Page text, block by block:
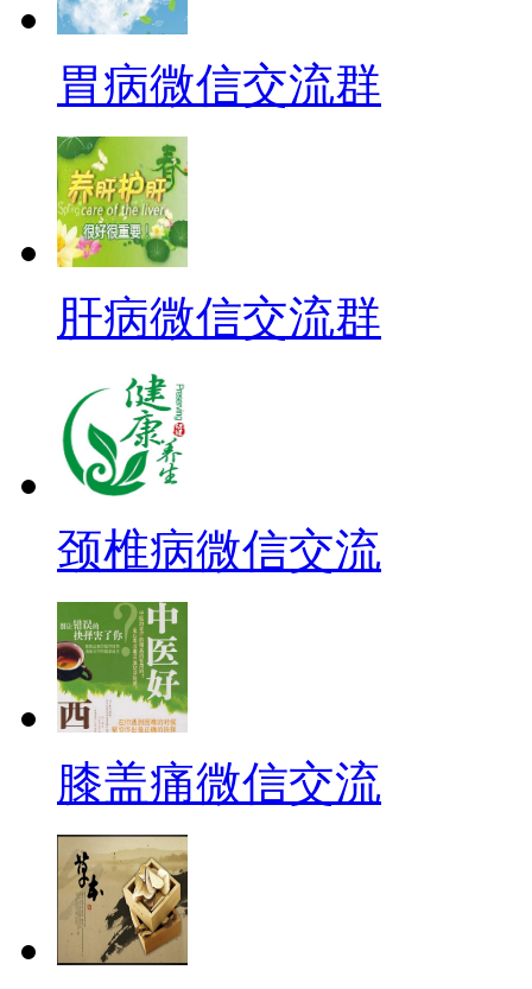
胃病微信交流群
肝病微信交流群
颈椎病微信交流
膝盖痛微信交流